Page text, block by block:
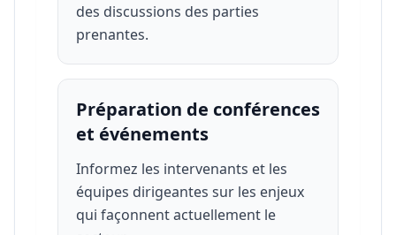
des discussions des parties
prenantes.
Préparation de conférences
et événements
Informez les intervenants et les
équipes dirigeantes sur les enjeux
qui façonnent actuellement le